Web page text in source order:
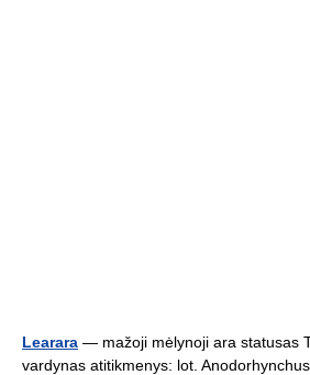
Learara — mažoji mėlynoji ara statusas
vardynas atitikmenys: lot.